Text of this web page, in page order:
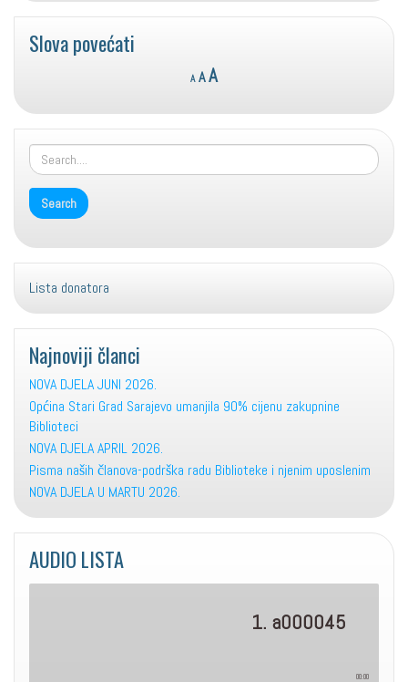
Slova povećati
A
Decrease
font
A Reset
size.
AIncrease
size.
Lista donatora
Najnoviji članci
NOVA DJELA JUNI 2026.
Općina Stari Grad Sarajevo umanjila 90% cijenu zakupnine
Biblioteci
NOVA DJELA APRIL 2026.
Pisma naših članova-podrška radu Biblioteke i njenim uposlenim
NOVA DJELA U MARTU 2026.
AUDIO LISTA
1. a000045
00:00